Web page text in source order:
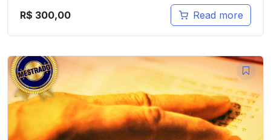
R$ 300,00 Read more